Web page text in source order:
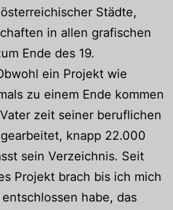
Städte,
in allen grafischen
Ende des 19.
ein Projekt wie
zu einem Ende kommen
zeit seiner beruflichen
knapp 22.000
sein Verzeichnis. Seit
Projekt brach bis ich mich
habe, das